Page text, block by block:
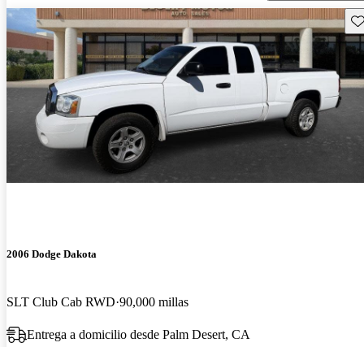
2006 Dodge Dakota
SLT Club Cab RWD 90,000 millas
Entrega a domicilio desde Palm Desert, CA